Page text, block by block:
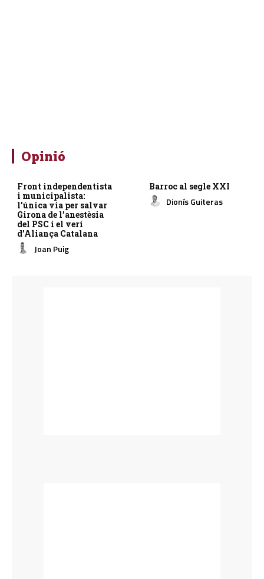
Opinió
Front independentista
i municipalista:
l’única via per salvar
Girona de l’anestèsia
del PSC i el verí
d’Aliança Catalana
Joan Puig
Barroc al segle XXI
Dionís Guiteras